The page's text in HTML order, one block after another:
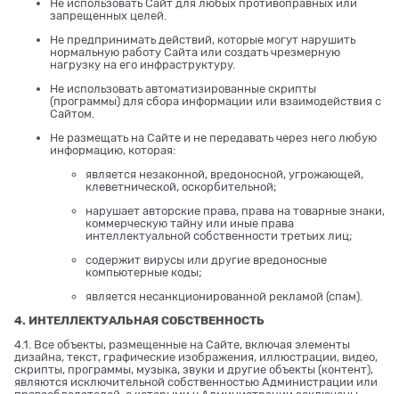
Не использовать Сайт для любых противоправных или
запрещенных целей.
Не предпринимать действий, которые могут нарушить
нормальную работу Сайта или создать чрезмерную
нагрузку на его инфраструктуру.
Не использовать автоматизированные скрипты
(программы) для сбора информации или взаимодействия с
Сайтом.
Не размещать на Сайте и не передавать через него любую
информацию, которая:
является незаконной, вредоносной, угрожающей,
клеветнической, оскорбительной;
нарушает авторские права, права на товарные знаки,
коммерческую тайну или иные права
интеллектуальной собственности третьих лиц;
содержит вирусы или другие вредоносные
компьютерные коды;
является несанкционированной рекламой (спам).
4. ИНТЕЛЛЕКТУАЛЬНАЯ СОБСТВЕННОСТЬ
4.1. Все объекты, размещенные на Сайте, включая элементы
дизайна, текст, графические изображения, иллюстрации, видео,
скрипты, программы, музыка, звуки и другие объекты (контент),
являются исключительной собственностью Администрации или